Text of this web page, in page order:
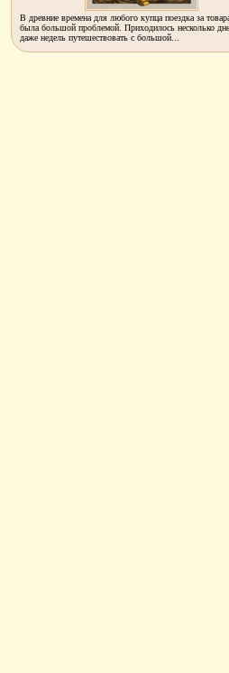
В древние времена для любого купца поездка за
была большой проблемой. Приходилось несколько
даже недель путешествовать с большой...